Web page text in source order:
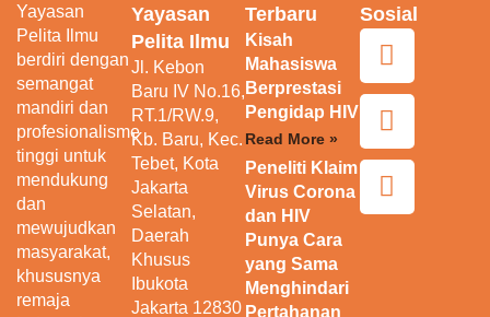
Yayasan
Pelita Ilmu
berdiri dengan
semangat
mandiri dan
profesionalisme
tinggi untuk
mendukung
dan
mewujudkan
masyarakat,
khususnya
remaja
Yayasan
Pelita Ilmu
Jl. Kebon
Baru IV No.16,
RT.1/RW.9,
Kb. Baru, Kec.
Tebet, Kota
Jakarta
Selatan,
Daerah
Khusus
Ibukota
Jakarta 12830
Terbaru
Kisah
Mahasiswa
Berprestasi
Pengidap HIV
Read More »
Peneliti Klaim
Virus Corona
dan HIV
Punya Cara
yang Sama
Menghindari
Pertahanan
Sosial